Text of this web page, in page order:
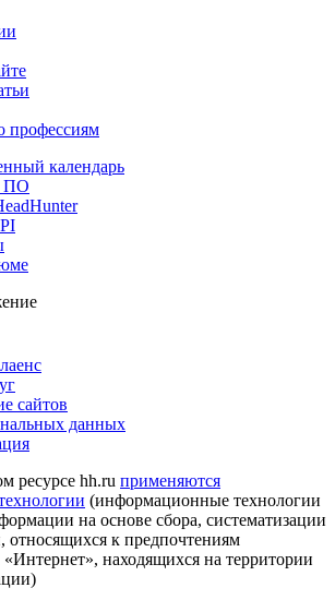
профессиям
календарь
ПО
сайтов
данных
ресурсе hh.ru применяются
(информационные технологии
на основе сбора, систематизации
относящихся к предпочтениям
«Интернет», находящихся на территории